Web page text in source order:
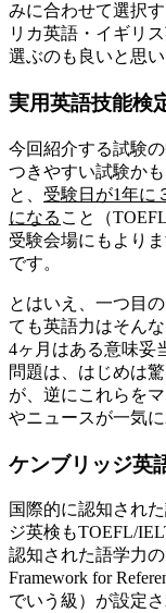
みに合わせて選択
リカ英語・イギリ
選ぶのも良いと思い
実用英語技能検
今回紹介する試験
つきやすい試験か
と、 受験日が1年に
になる こと（
受験会場にもより
です。
とはいえ、一つ目
ても英語力はそん
4ヶ月はある意味妥
問題は、はじめは
が、逆にこれらを
やニュースが一気
ケンブリッジ英
国際的に認知され
ジ英検もTOEFL/
認知された語学力の
Framework for
でいう級）が設定さ